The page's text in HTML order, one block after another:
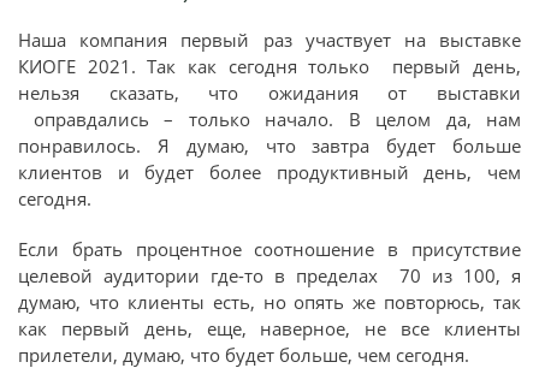
Наша компания первый раз участвует на выставке
КИОГЕ 2021. Так как сегодня только первый день,
нельзя сказать, что ожидания от выставки
оправдались – только начало. В целом да, нам
понравилось. Я думаю, что завтра будет больше
клиентов и будет более продуктивный день, чем
сегодня.
Если брать процентное соотношение в присутствие
целевой аудитории где-то в пределах 70 из 100, я
думаю, что клиенты есть, но опять же повторюсь, так
как первый день, еще, наверное, не все клиенты
прилетели, думаю, что будет больше, чем сегодня.